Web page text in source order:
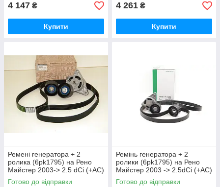
4 147 ₴
Купити
4 261 ₴
Купити
Ремені генератора + 2
ролика (6pk1795) на Рено
Майстер 2003-> 2.5 dCi (+AC)
— Renault - 7701475628
Готово до відправки
Ремінь генератора + 2
ролики (6pk1795) на Рено
Майстер 2003 -> 2.5dCi (+AC)
— Schaeffler INA - 529043310
Готово до відправки